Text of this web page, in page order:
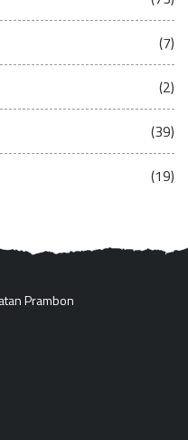
(7)
(2)
(39)
(19)
Prambon